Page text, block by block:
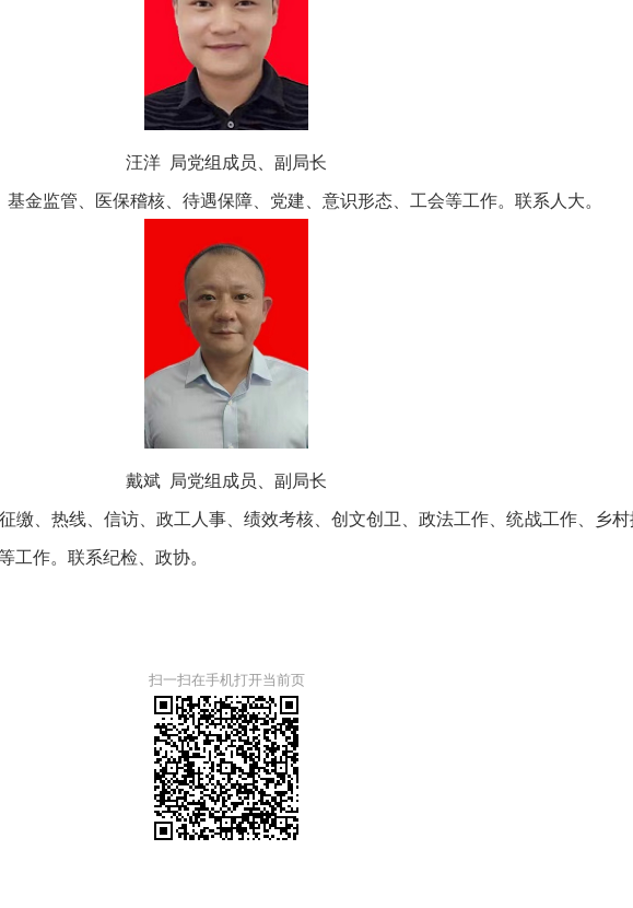
汪洋 局党组成员、副局长
金监管、医保稽核、待遇保障、党建、意识形态、工会等工作。联系人大。
戴斌 局党组成员、副局长
、热线、信访、政工人事、绩效考核、创文创卫、政法工作、统战工作、乡
作。联系纪检、政协。
扫一扫在手机打开当前页